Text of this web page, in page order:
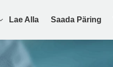
Lae Alla Saada Päring